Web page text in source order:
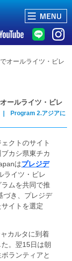
オールライツ・ビレ
ールライツ・ビレ
2.アジアに
クトのサイト
カシ県東チカ
はプレジデ
ライツ・ビレ
ムを共同で推
づき、プレジデ
イトを選定
カルタに到着
。翌15日は朝
ランティアと